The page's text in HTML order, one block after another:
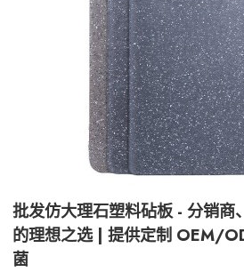
批发仿大理石塑料砧板 - 分销商
的理想之选 | 提供定制 OEM/
菌